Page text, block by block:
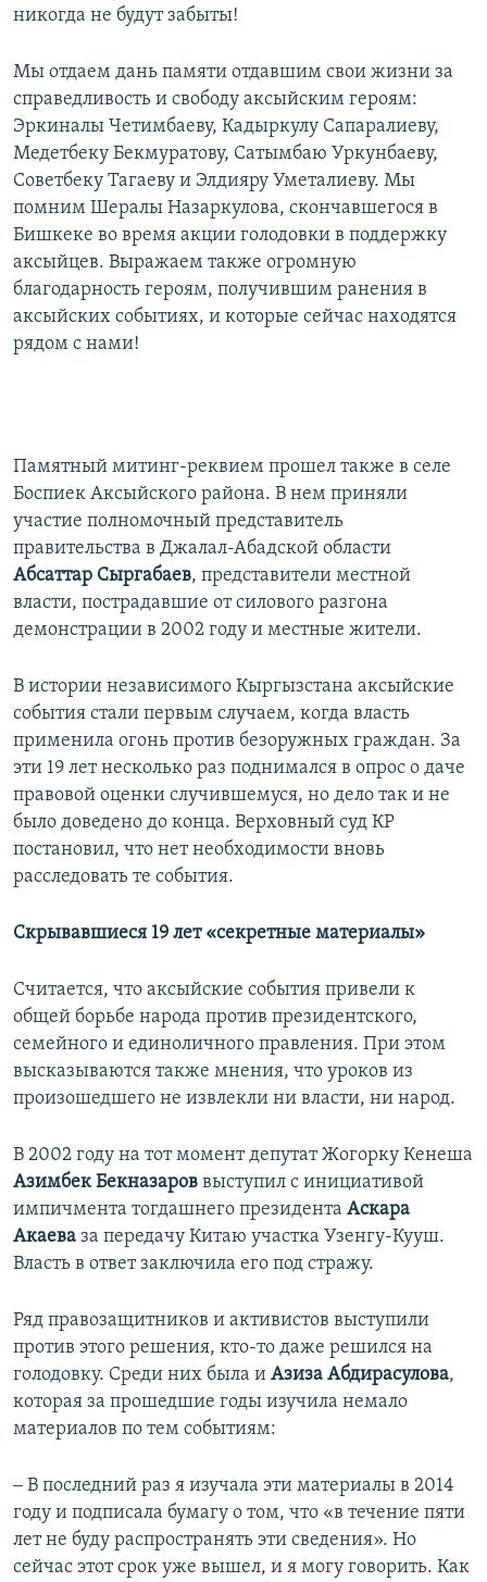
никогда не будут забыты!
Мы отдаем дань памяти отдавшим свои жизни за
справедливость и свободу аксыйским героям:
Эркиналы Четимбаеву, Кадыркулу Сапаралиеву,
Медетбеку Бекмуратову, Сатымбаю Уркунбаеву,
Советбеку Тагаеву и Элдияру Уметалиеву. Мы
помним Шералы Назаркулова, скончавшегося в
Бишкеке во время акции голодовки в поддержку
аксыйцев. Выражаем также огромную
благодарность героям, получившим ранения в
аксыйских событиях, и которые сейчас находятся
рядом с нами!
Памятный митинг-реквием прошел также в селе
Боспиек Аксыйского района. В нем приняли
участие полномочный представитель
правительства в Джалал-Абадской области
Абсаттар Сыргабаев, представители местной
власти, пострадавшие от силового разгона
демонстрации в 2002 году и местные жители.
В истории независимого Кыргызстана аксыйские
события стали первым случаем, когда власть
применила огонь против безоружных граждан. За
эти 19 лет несколько раз поднимался в опрос о даче
правовой оценки случившемуся, но дело так и не
было доведено до конца. Верховный суд КР
постановил, что нет необходимости вновь
расследовать те события.
Скрывавшиеся 19 лет «секретные материалы»
Считается, что аксыйские события привели к
общей борьбе народа против президентского,
семейного и единоличного правления. При этом
высказываются также мнения, что уроков из
произошедшего не извлекли ни власти, ни народ.
В 2002 году на тот момент депутат Жогорку Кенеша
Азимбек Бекназаров выступил с инициативой
импичмента тогдашнего президента Аскара
Акаева за передачу Китаю участка Узенгу-Кууш.
Власть в ответ заключила его под стражу.
Ряд правозащитников и активистов выступили
против этого решения, кто-то даже решился на
голодовку. Среди них была и Азиза Абдирасулова,
которая за прошедшие годы изучила немало
материалов по тем событиям:
‒ В последний раз я изучала эти материалы в 2014
году и подписала бумагу о том, что «в течение пяти
лет не буду распространять эти сведения». Но
сейчас этот срок уже вышел, и я могу говорить. Как